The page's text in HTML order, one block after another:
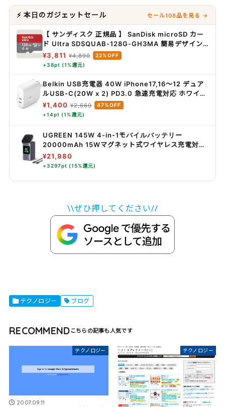
⚡ 本日のガジェットセール セール108品を見る →
【 サンディスク 正規品 】 SanDisk microSD カー
ド Ultra SDSQUAB-128G-GH3MA 簡易デザイン
パッケージ
¥3,811 ¥4,890
22%OFF
+38pt (1%還元)
Belkin USB充電器 40W iPhone17,16～12 デュア
ルUSB-C(20W x 2) PD3.0 急速充電対応 ホワイト
WCB006dqWHJP
¥1,400 ¥2,660
47%OFF
+14pt (1%還元)
UGREEN 145W 4-in-1モバイルバッテリー
20000mAh 15Wマグネット式ワイヤレス充電対応
3ポート
¥21,980
+3297pt (15%還元)
\\ぜひ押してください//
テクノロジー ブログ
RECOMMEND
テクノロジー
2007.09.11
テクノロジー